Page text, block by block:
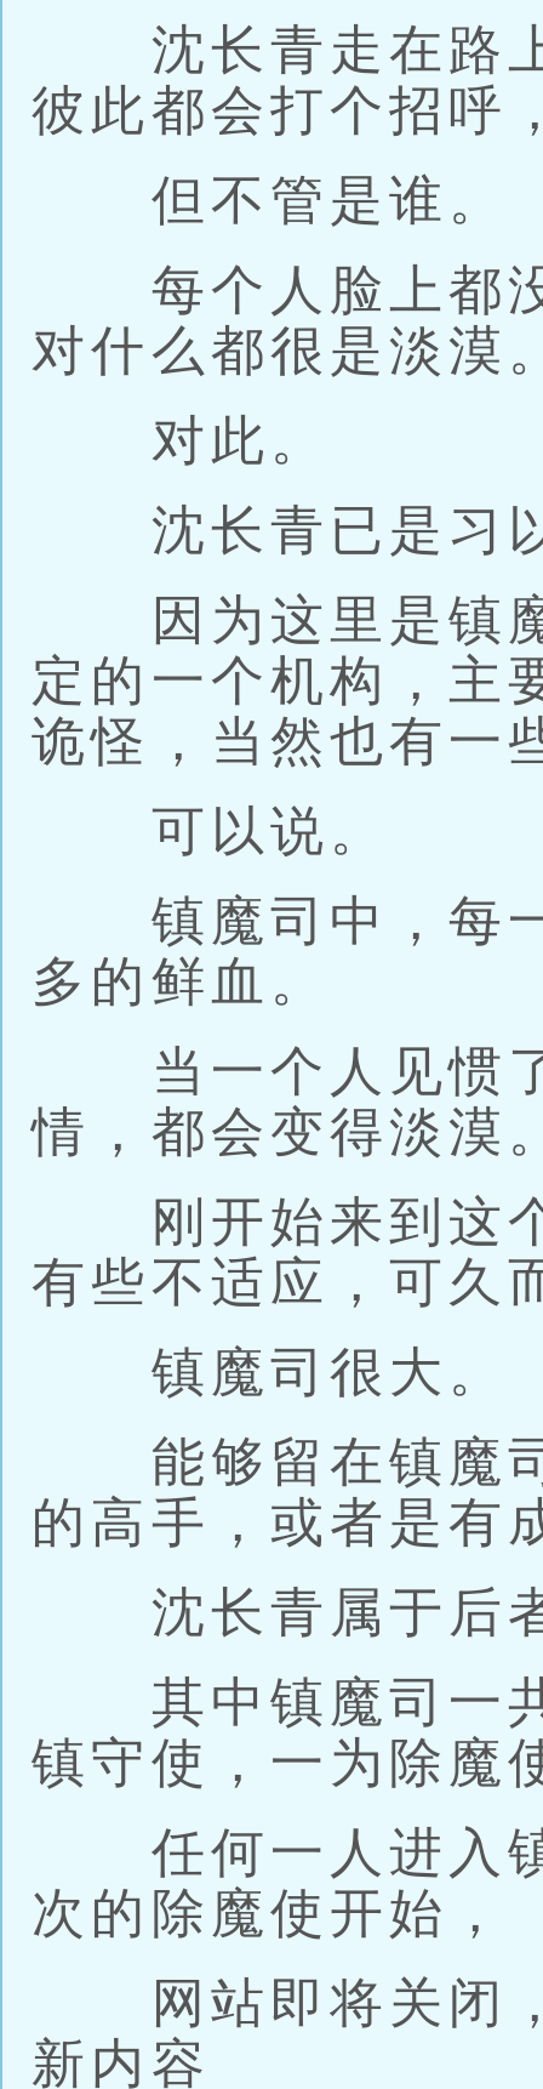
沈长青走在路上
彼此都会打个招呼
但不管是谁。
每个人脸上都没
对什么都很是淡漠
对此。
沈长青已是习
因为这里是镇魔
定的一个机构，主
诡怪，当然也有一
可以说。
镇魔司中，每一
多的鲜血。
当一个人见惯了
情，都会变得淡漠
刚开始来到这个
有些不适应，可久
镇魔司很大。
能够留在镇魔司
的高手，或者是有
沈长青属于后
其中镇魔司一共
镇守使，一为除魔
任何一人进入镇
次的除魔使开始，
网站即将关闭，
新内容